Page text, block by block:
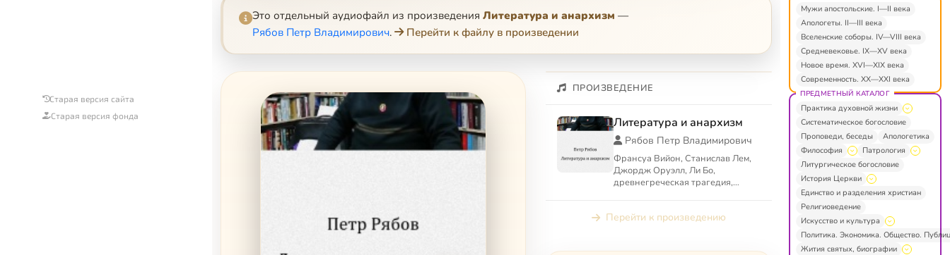
Старая версия сайта
Старая версия фонда
Это отдельный аудиофайл из произведения Литература и анархизм —
Рябов Петр Владимирович. Перейти к файлу в произведении
ПРОИЗВЕДЕНИЕ
Литература и анархизм
Рябов Петр Владимирович
Франсуа Вийон, Станислав Лем,
Джордж Оруэлл, Ли Бо,
древнегреческая трагедия,
анархисты в ...
Перейти к произведению
Мужи апостольские. I—II века
Апологеты. II—III века
Вселенские соборы. IV—VIII века
Средневековье. IX—XV века
Новое время. XVI—XIX века
Современность. XX—XXI века
ПРЕДМЕТНЫЙ КАТАЛОГ
Практика духовной жизни
Систематическое богословие
Проповеди, беседы
Апологетика
Философия
Патрология
Литургическое богословие
История Церкви
Единство и разделения христиан
Религиоведение
Искусство и культура
Политика. Экономика. Общество.
Жития святых, биографии